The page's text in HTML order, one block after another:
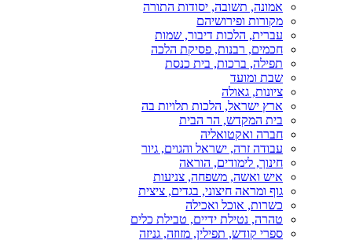
אמונה, תשובה, יסודות התורה
מקורות ופירושיהם
עברית, הלכות דיבור, שמות
חכמים, רבנות, פסיקת הלכה
תפילה, ברכות, בית כנסת
שבת ומועד
ציונות, גאולה
ארץ ישראל, הלכות תלויות בה
בית המקדש, הר הבית
חברה ואקטואליה
עבודה זרה, ישראל והגוים, גיור
חינוך, לימודים, הוראה
איש ואשה, משפחה, צניעות
גוף ומראה חיצוני, בגדים, ציצית
כשרות, אוכל ואכילה
טהרה, נטילת ידיים, טבילת כלים
ספרי קודש, תפילין, מזוזה, גניזה